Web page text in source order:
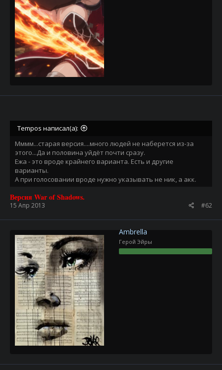
Tempos написал(а):
Мммм...старая версия....много людей не наберется из-за
этого...Да и половина уйдёт почти сразу.
Ежа - это вроде крайнего варианта. Есть и другие
варианты.
А при голосовании вроде нужно указывать не ник, а акк.
Версия War of Shadows.
15 Апр 2013 #62
Ambrella
Герой Эйры